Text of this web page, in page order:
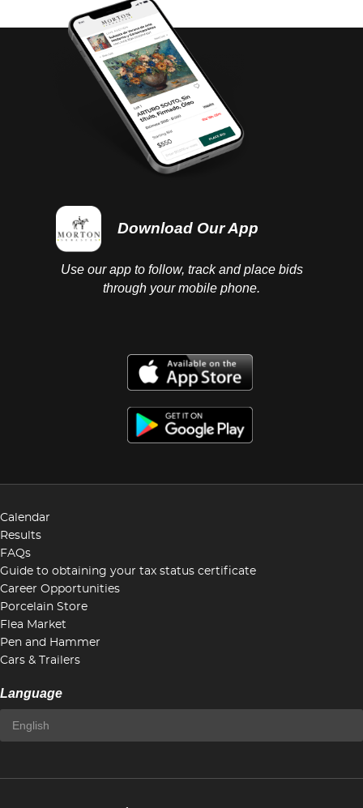
Download Our App
Use our app to follow, track and place bids
through your mobile phone.
Calendar
Results
FAQs
Guide to obtaining your tax status certificate
Career Opportunities
Porcelain Store
Flea Market
Pen and Hammer
Cars & Trailers
Language